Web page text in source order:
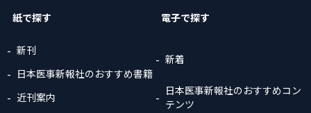
紙で探す
新刊
日本医事新報社のおすすめ書籍
近刊案内
電子で探す
新着
日本医事新報社のおすすめコン
テンツ